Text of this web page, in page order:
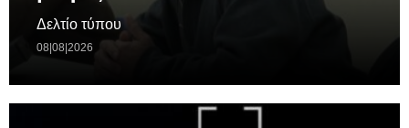
Δελτίο τύπου
08|08|2026